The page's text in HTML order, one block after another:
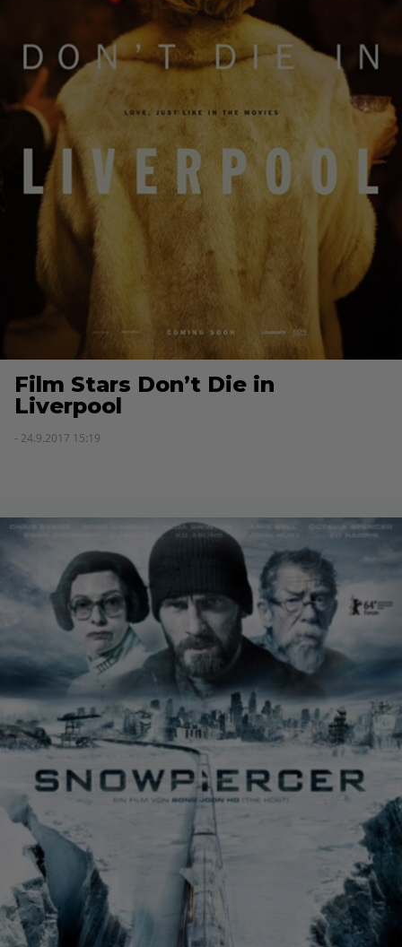
Film Stars Don’t Die in
Liverpool
- 24.9.2017 15:19